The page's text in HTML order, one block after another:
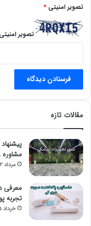
تصویر امنیتی *
تصویر
مقالات تازه
مشاوره
مرداد ۲, ۱۴۰۴
معرفی
تجربه
خرداد ۵, ۱۴۰۴